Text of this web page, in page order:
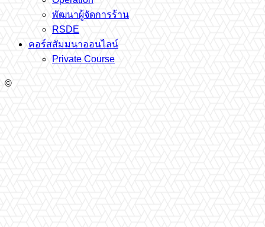
พัฒนาผู้จัดการร้าน
RSDE
คอร์สสัมมนาออนไลน์
Private Course
©